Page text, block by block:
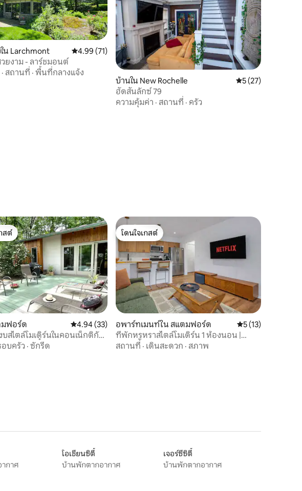
รีวิว
น Larchmont คะแนนเฉลี่ย 4.99 จาก 5, 71 รีวิว
4.99 (71)
วยงาม - ลาร์ชมอนต์
· สถานที่ · พื้นที่กลางแจ้ง
บ้านใน New Rochelle คะแนนเฉลี่ย 5 จาก
5 (27)
ฮัดสันลักซ์ 79
ความคุ้มค่า · สถานที่ · ครัว
รีวิว
ต์ที่สุด
สต์
มฟอร์ด คะแนนเฉลี่ย 4.94 จาก 5, 33 รีวิว
4.94 (33)
บสไตล์โมเดิร์นในคอนเน็กติกัต
นิวยอร์กซิตี้
อบครัว · ซักรีด
โดนใจเกสต์
โดนใจเกสต์
อพาร์ทเมนท์ใน สแตมฟอร์ด คะแนนเฉลี่ย 5 จาก
5 (13)
ที่พักหรูหราสไตล์โมเดิร์น 1 ห้องนอน |
ใจกลางตัวเมืองสแตมฟอร์ด
สถานที่ · เดินสะดวก · สภาพ
กาศ
โอเชียนซิตี้
บ้านพักตากอากาศ
เจอร์ซีซิตี้
บ้านพักตากอากาศ